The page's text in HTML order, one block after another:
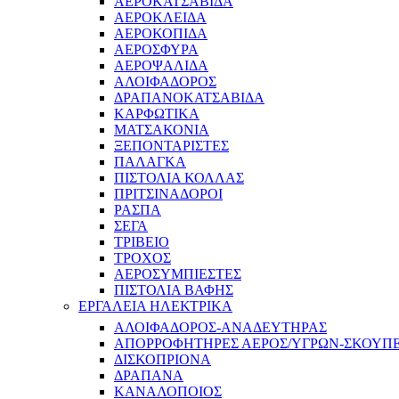
ΑΕΡΟΚΛΕΙΔΑ
ΑΕΡΟΚΟΠΙΔΑ
ΑΕΡΟΣΦΥΡΑ
ΑΕΡΟΨΑΛΙΔΑ
ΑΛΟΙΦΑΔΟΡΟΣ
ΔΡΑΠΑΝΟΚΑΤΣΑΒΙΔΑ
ΚΑΡΦΩΤΙΚΑ
ΜΑΤΣΑΚΟΝΙΑ
ΞΕΠΟΝΤΑΡΙΣΤΕΣ
ΠΑΛΑΓΚΑ
ΠΙΣΤΟΛΙΑ ΚΟΛΛΑΣ
ΠΡΙΤΣΙΝΑΔΟΡΟΙ
ΡΑΣΠΑ
ΣΕΓΑ
ΤΡΙΒΕΙΟ
ΤΡΟΧΟΣ
ΑΕΡΟΣΥΜΠΙΕΣΤΕΣ
ΠΙΣΤΟΛΙΑ ΒΑΦΗΣ
ΕΡΓΑΛΕΙΑ ΗΛΕΚΤΡΙΚΑ
ΑΛΟΙΦΑΔΟΡΟΣ-ΑΝΑΔΕΥΤΗΡΑΣ
ΑΠΟΡΡΟΦΗΤΗΡΕΣ ΑΕΡΟΣ/ΥΓΡΩΝ-
ΔΙΣΚΟΠΡΙΟΝΑ
ΔΡΑΠΑΝΑ
ΚΑΝΑΛΟΠΟΙΟΣ